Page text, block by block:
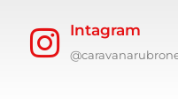
Intagram